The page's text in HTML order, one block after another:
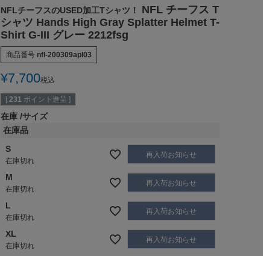
NFLチーフスのUSED加工Tシャツ！
NFL チーフス T
シャツ Hands High Gray Splatter Helmet T-
Shirt G-III グレー 2212fsg
商品番号 nfl-200309apl03
¥7,700税込
[ 231 ポイント進呈 ]
在庫 サイズ
在庫品
S
在庫切れ
再入荷お知らせ
M
在庫切れ
再入荷お知らせ
L
在庫切れ
再入荷お知らせ
XL
在庫切れ
再入荷お知らせ